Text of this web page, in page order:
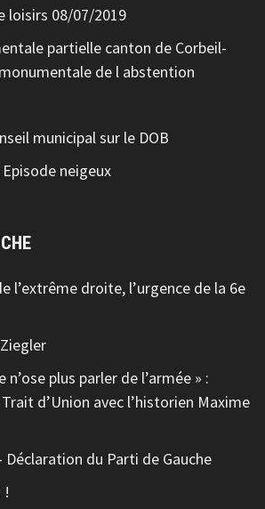
loisirs 08/07/2019
partielle canton de Corbeil-
de l abstention
municipal sur le DOB
neigeux
l’extrême droite, l’urgence de la 6e
plus parler de l’armée » :
d’Union avec l’historien Maxime
Déclaration du Parti de Gauche
!